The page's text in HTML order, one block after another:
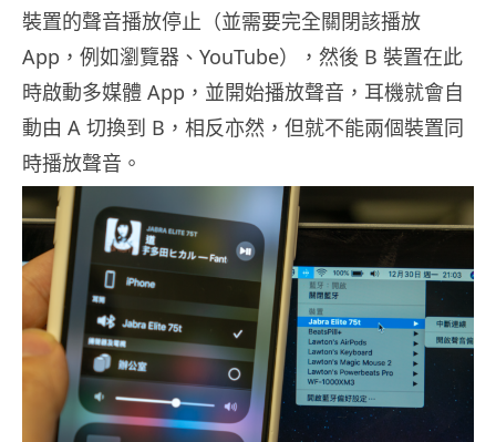
裝置的聲音播放停止（並需要完全關閉該播放
App，例如瀏覽器、YouTube），然後 B 裝置在此
時啟動多媒體 App，並開始播放聲音，耳機就會自
動由 A 切換到 B，相反亦然，但就不能兩個裝置同
時播放聲音。